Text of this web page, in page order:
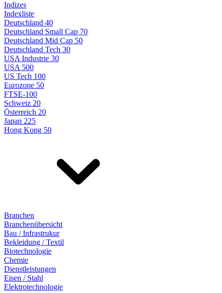
Indizes
Indexliste
Deutschland 40
Deutschland Small Cap 70
Deutschland Mid Cap 50
Deutschland Tech 30
USA Industrie 30
USA 500
US Tech 100
Eurozone 50
FTSE-100
Schweiz 20
Österreich 20
Japan 225
Hong Kong 50
Branchen
Branchenübersicht
Bau / Infrastrukur
Bekleidung / Textil
Biotechnologie
Chemie
Dienstleistungen
Eisen / Stahl
Elektrotechnologie